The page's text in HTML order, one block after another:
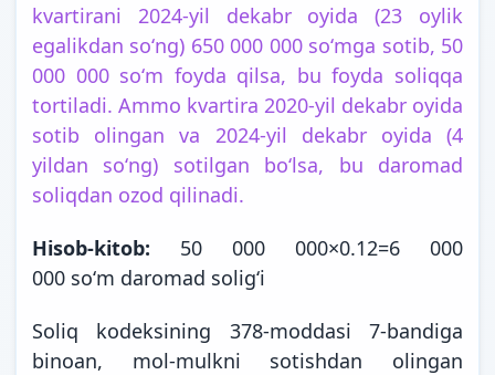
kvartirani 2024-yil dekabr oyida (23 oylik
egalikdan soʻng) 650 000 000 soʻmga sotib, 50
000 000 soʻm foyda qilsa, bu foyda soliqqa
tortiladi. Ammo kvartira 2020-yil dekabr oyida
sotib olingan va 2024-yil dekabr oyida (4
yildan soʻng) sotilgan boʻlsa, bu daromad
soliqdan ozod qilinadi.
Hisob-kitob: 50 000 000×0.12=6 000
000 soʻm daromad soligʻi
Soliq kodeksining 378-moddasi 7-bandiga
binoan, mol-mulkni sotishdan olingan